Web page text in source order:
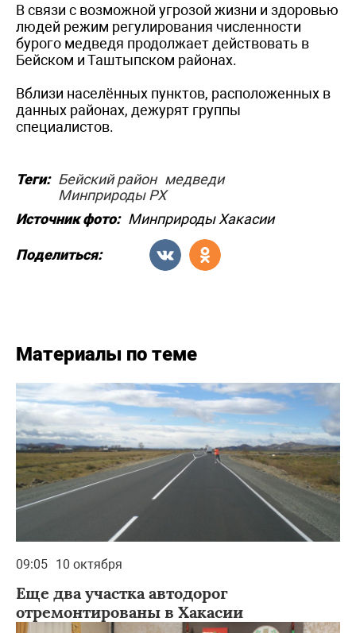
В связи с возможной угрозой жизни и здоровью
людей режим регулирования численности
бурого медведя продолжает действовать в
Бейском и Таштыпском районах.
Вблизи населённых пунктов, расположенных в
данных районах, дежурят группы
специалистов.
Теги: Бейский район медведи
Минприроды РХ
Источник фото: Минприроды Хакасии
Поделиться:
Материалы по теме
09:05 10 октября
Еще два участка автодорог
отремонтированы в Хакасии